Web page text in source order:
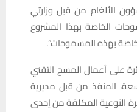
الألغام من قبل وزارتي
الخاصة بهذا المشروع
بهذه المسموحات”.
على أعمال المسح التقني
المنفذ من قبل مديرية
النوعية المكلفة من إحدى